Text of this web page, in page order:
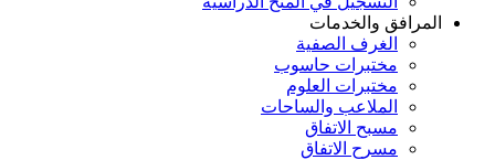
والخدمات
الغرف الصفية
مختبرات حاسوب
مختبرات العلوم
الملاعب والساحات
مسبح الاتفاق
مسرح الاتفاق